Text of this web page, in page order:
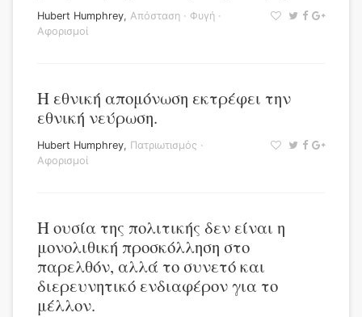
Hubert Humphrey, Απόσταση · Φυγή ·
Αφορισμοί
Η εθνική απομόνωση εκτρέφει την
εθνική νεύρωση.
Hubert Humphrey, Πατριωτισμός ·
Αφορισμοί
Η ουσία της πολιτικής δεν είναι η
μονολιθική προσκόλληση στο
παρελθόν, αλλά το συνετό και
διερευνητικό ενδιαφέρον για το
μέλλον.